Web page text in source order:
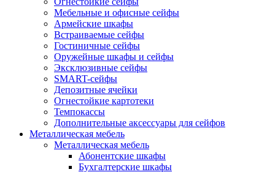
Мебельные и офисные сейфы
Армейские шкафы
Встраиваемые сейфы
Гостиничные сейфы
Оружейные шкафы и сейфы
Эксклюзивные сейфы
SMART-сейфы
Депозитные ячейки
Огнестойкие картотеки
Темпокассы
Дополнительные аксессуары для сейфов
Металлическая мебель
Металлическая мебель
Абонентские шкафы
Бухгалтерские шкафы